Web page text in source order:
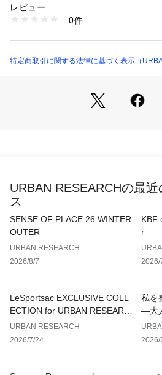
見た目にも表情豊かでシンプルな中
ウールナイロンの素材感は保温性に
ややゆとりのあるサイジングはリラ
ネックラインや袖口、裾にリブ編み
で柔らかな印象のシャギーニットは
ておきたいアイテムです。
-MATERIAL-
・弾力性、耐久性、軽やかかつ高い
・程よい起毛感が温かみのあるやわら
・程よいフィット感のリラックスシ
・鮮やかな発色と、落ち着いた大人
・ベーシックから差し色まで豊富な
洗濯：-
※詳しい洗濯方法については、商品の品質表
RA47-12M101 （ショップ）
レビュー
0件
特定商取引に関する法律に基づく表示（
URBAN RESEARCHの最
ス
SENSE OF PLACE 26:WINTER
OUTER
URBAN RESEARCH
2026/8/7
KBF
r
2026/
LeSportsac EXCLUSIVE COLL
ECTION for URBAN RESEARC
H
URBAN RESEARCH
2026/7/24
私を
—大
2026/